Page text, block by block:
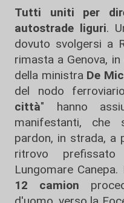
Tutti uniti per
autostrade liguri.
dovuto svolgersi a
rimasta a Genova,
della ministra De
del nodo
città" hanno
manifestanti, che
pardon, in strada, a
ritrovo
Lungomare
12 camion